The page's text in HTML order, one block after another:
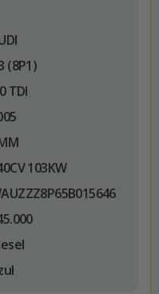
(8P1)
TDI
103KW